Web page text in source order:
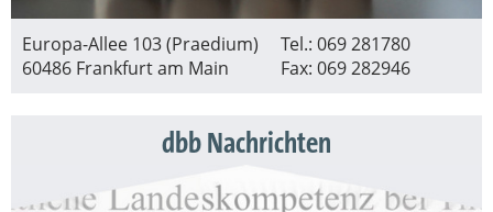
Europa-Allee 103 (Praedium)
60486 Frankfurt am Main
Tel.: 069 281780
Fax: 069 282946
dbb Nachrichten